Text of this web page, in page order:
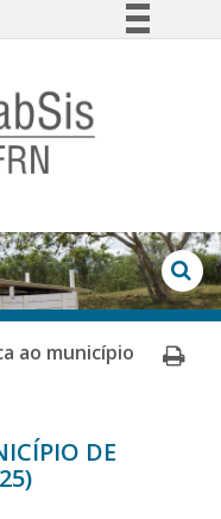
BR
Participe
à informação
Canais
de
ao município
DE